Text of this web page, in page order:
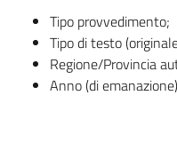
Tipo provvedimento;
Tipo di testo
Regione/Provincia
Anno (di